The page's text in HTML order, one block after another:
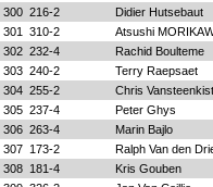
300 216-2
Didier Hutsebaut
301
310-2
Atsushi
302 232-4
Rachid Boulteme
303 240-2
Terry Raepsaet
304 255-2
Chris
305 237-4
Peter Ghys
306 263-4
Marin Bajlo
307 173-2
Ralph Van den
308 181-4
Kris Gouben